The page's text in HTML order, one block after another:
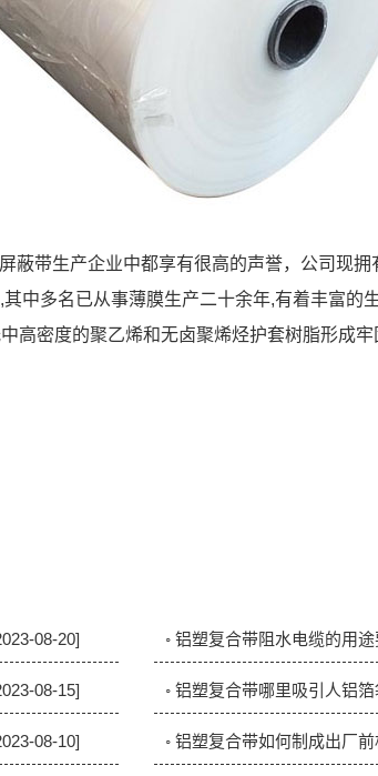
蔽带生产企业中都享有很高的声誉，公司现
中多名已从事薄膜生产二十余年,有着丰富的
高密度的聚乙烯和无卤聚烯烃护套树脂形成
08-20] ◦ 铝塑复合带阻水电缆的用
08-15] ◦ 铝塑复合带哪里吸引人铝
08-10] ◦ 铝塑复合带如何制成出厂